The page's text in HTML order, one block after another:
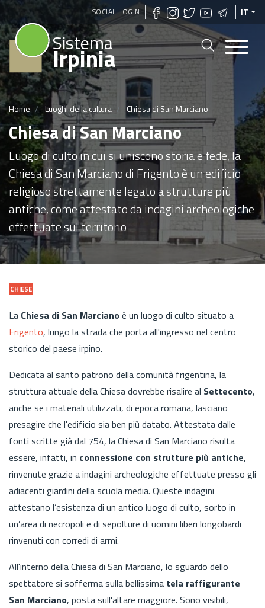
Salta
al
contenuto
principale
SOCIAL LOGIN IT
Sistema
Irpinia
Home Luoghi della cultura Chiesa di San Marciano
Chiesa di San Marciano
Luogo di culto in cui si uniscono storia e fede, la
Chiesa di San Marciano di Frigento è un edificio
religioso strettamente legato a strutture più
antiche, come attestato da indagini archeologiche
effettuate sul territorio
CHIESE
La Chiesa di San Marcianoè un luogo di culto situato a
Frigento, lungo la strada che porta all'ingresso nel centro
storico del paese irpino.
Dedicata al santo patrono della comunità frigentina, la
struttura attuale della Chiesa dovrebbe risalire al Settecento,
anche se i materiali utilizzati, di epoca romana, lasciano
presagire che l'edificio sia ben più datato. Attestata dalle
fonti scritte già dal 754, la Chiesa di San Marciano risulta
essere, infatti, in connessione con strutture più antiche,
rinvenute grazie a indagini archeologiche effettuate presso gli
adiacenti giardini della scuola media. Queste indagini
attestano l’esistenza di un antico luogo di culto, sorto in
un’area di necropoli e di sepolture di uomini liberi longobardi
rinvenuti con corredi di armi.
All'interno della Chiesa di San Marciano, lo sguardo dello
spettatore si sofferma sulla bellissima tela raffigurante
San Marciano, posta sull'altare maggiore. Sono visibili,